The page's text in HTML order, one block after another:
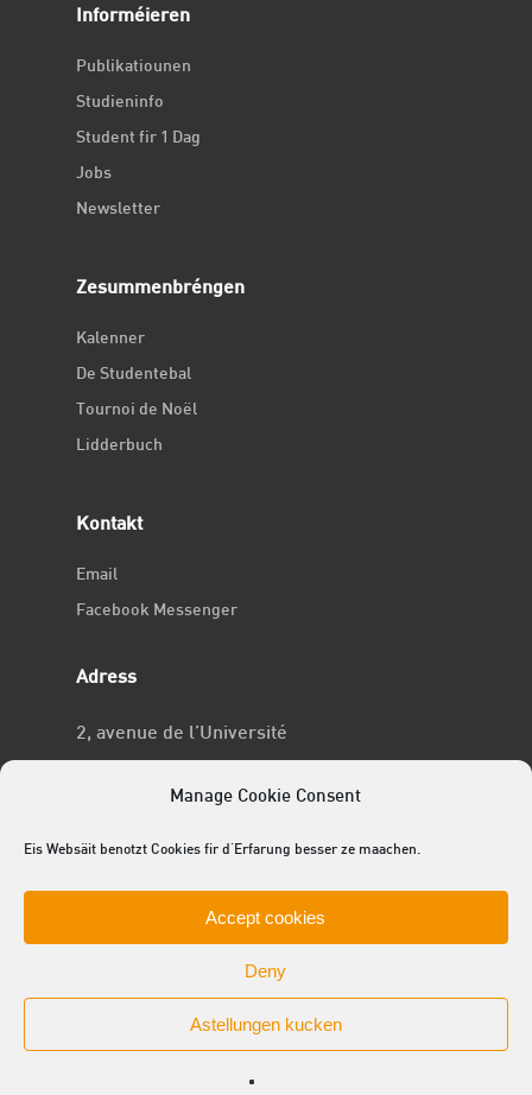
Manage Cookie Consent
Eis Websäit benotzt Cookies fir d'Erfarung besser ze maachen.
Accept cookies
Deny
Astellungen kucken
Informéieren
Publikatiounen
Studieninfo
Student fir 1 Dag
Jobs
Newsletter
Zesummenbréngen
Kalenner
De Studentebal
Tournoi de Noël
Lidderbuch
Kontakt
Email
Facebook Messenger
Adress
2, avenue de l’Université
No RCSL
© 2025 ACEL - de Studentevertrieder
instagram